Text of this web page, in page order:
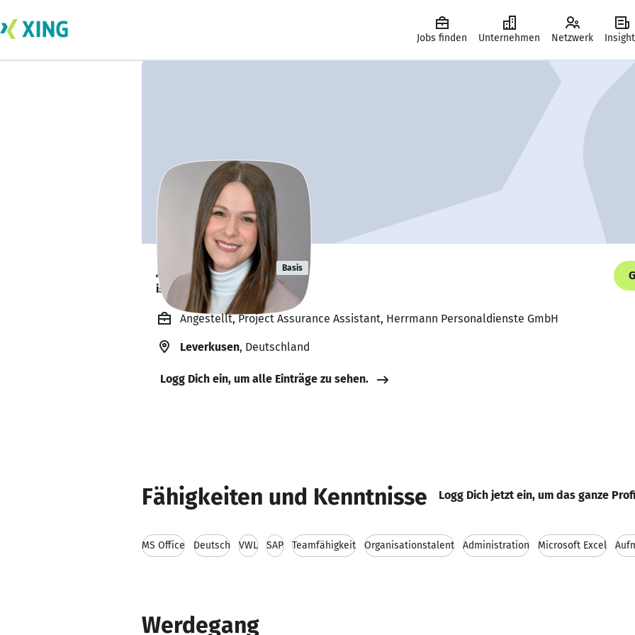
Jobs finden Unternehmen Netzwerk
Julia Rückert Basis
ist offen für Projekte. 🔎
Angestellt, Project Assurance Assistant, Herrmann Personaldienste GmbH
Leverkusen, Deutschland
Logg Dich ein, um alle Einträge zu sehen.
Fähigkeiten und Kenntnisse Logg Dich jetzt ein, um das ganze
MS Office Deutsch VWL SAP Teamfähigkeit Organisationstalent Administration Microsoft Excel
Werdegang